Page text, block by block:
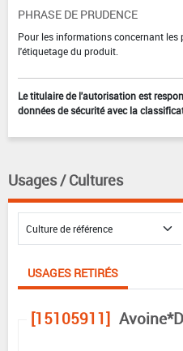
PHRASE DE PRUDENCE
Pour les informations concernant les
l'étiquetage du produit.
Le titulaire de l'autorisation est
données de sécurité avec la
Usages / Cultures
USAGES RETIRÉS
[15105911]